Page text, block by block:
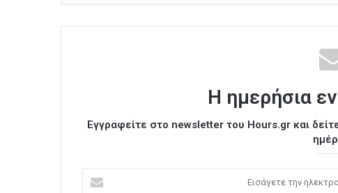
Η ημερήσια
Εγγραφείτε στο newsletter του Hours.gr και